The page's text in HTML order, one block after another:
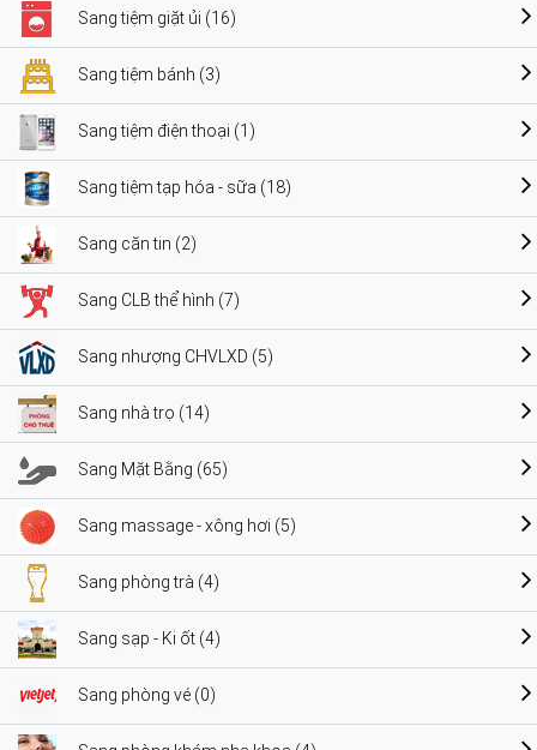
Sang tiệm giặt ủi (16)
Sang tiệm bánh (3)
Sang tiệm điện thoại (1)
Sang tiệm tạp hóa - sữa (18)
Sang căn tin (2)
Sang CLB thể hình (7)
Sang nhượng CHVLXD (5)
Sang nhà trọ (14)
Sang Mặt Bằng (65)
Sang massage - xông hơi (5)
Sang phòng trà (4)
Sang sạp - Ki ốt (4)
Sang phòng vé (0)